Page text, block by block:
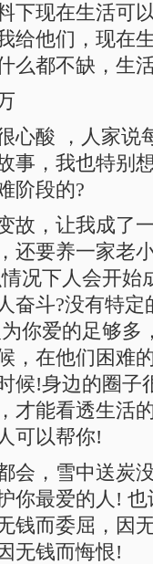
现在生活可
给他们，现在
么都不缺，生
酸 ，人家说
事，我也特别
阶段的?
，让我成了
还要养一家老
况下人会开始
奋斗?没有特定
你爱的足够多
，在他们困难
候!身边的圈子
才能看透生活
可以帮你!
，雪中送炭
你最爱的人!
钱而委屈，因
无钱而悔恨!